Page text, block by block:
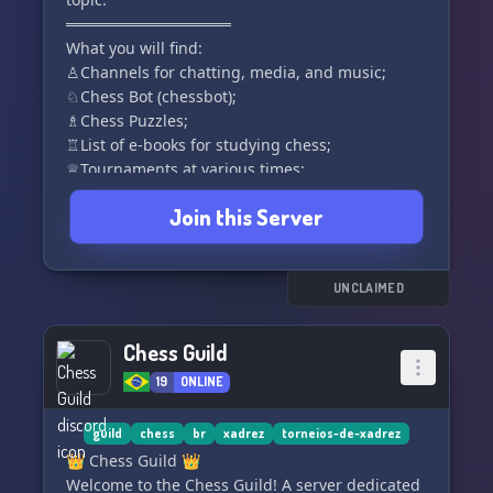
═══════════════
What you will find:
♙Channels for chatting, media, and music;
♘Chess Bot (chessbot);
♗Chess Puzzles;
♖List of e-books for studying chess;
♕Tournaments at various times;
♔Active and fun community.
═══════════════
Entry ticket (can also be accessed through the
"join" button)
═══════════════
Join this Server
UNCLAIMED
Chess Guild
19 ONLINE
guild chess br xadrez torneios-de-xadrez
👑 Chess Guild 👑
Welcome to the Chess Guild! A server dedicated